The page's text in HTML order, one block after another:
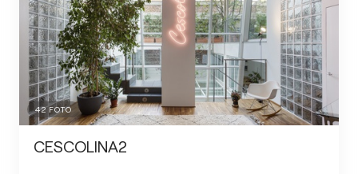
42FOTO
CESCOLINA2